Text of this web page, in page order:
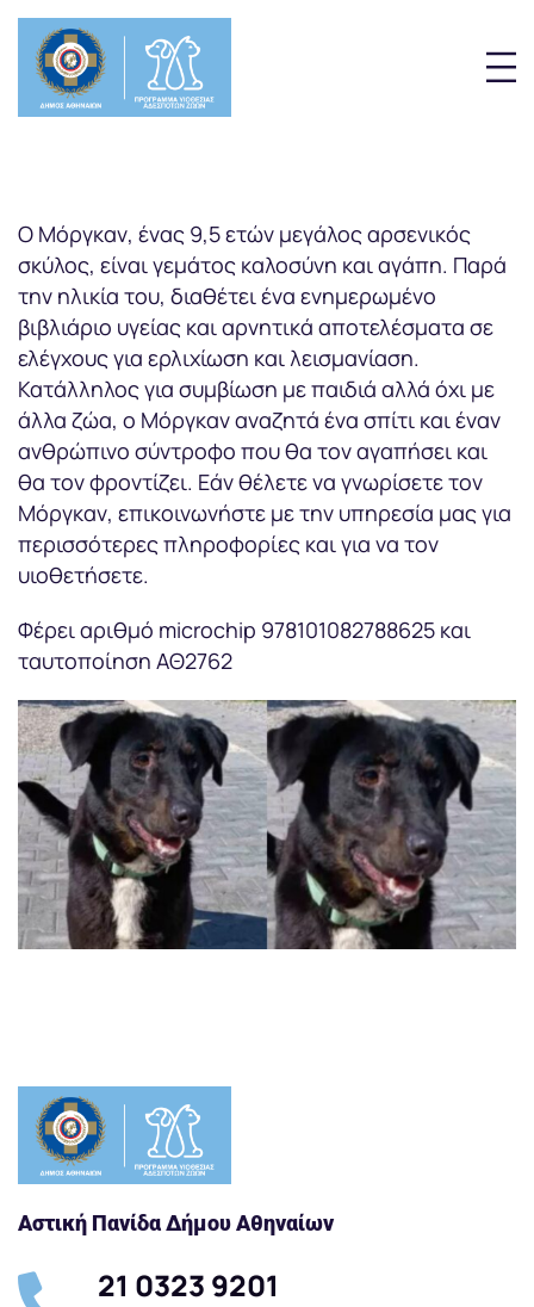
Ο Μόργκαν, ένας 9,5 ετών μεγάλος αρσενικός
σκύλος, είναι γεμάτος καλοσύνη και αγάπη. Παρά
την ηλικία του, διαθέτει ένα ενημερωμένο
βιβλιάριο υγείας και αρνητικά αποτελέσματα σε
ελέγχους για ερλιχίωση και λεισμανίαση.
Κατάλληλος για συμβίωση με παιδιά αλλά όχι με
άλλα ζώα, ο Μόργκαν αναζητά ένα σπίτι και έναν
ανθρώπινο σύντροφο που θα τον αγαπήσει και
θα τον φροντίζει. Εάν θέλετε να γνωρίσετε τον
Μόργκαν, επικοινωνήστε με την υπηρεσία μας για
περισσότερες πληροφορίες και για να τον
υιοθετήσετε.
Φέρει αριθμό microchip 978101082788625 και
ταυτοποίηση ΑΘ2762
Αστική Πανίδα Δήμου Αθηναίων
21 0323 9201